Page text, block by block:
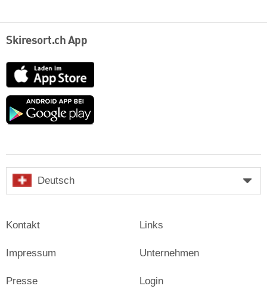
Skiresort.ch App
App
Store
Google
Deutsch
Kontakt
Impressum
Presse
Links
Unternehmen
Login